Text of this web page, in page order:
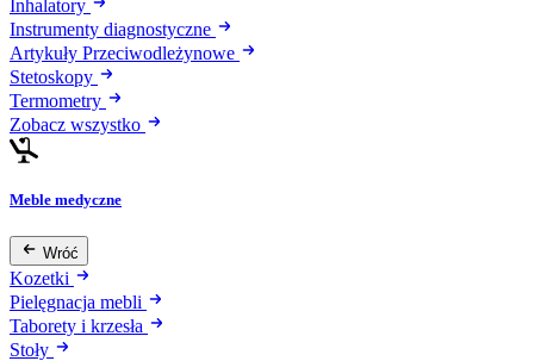
Inhalatory
Instrumenty diagnostyczne
Artykuły Przeciwodleżynowe
Stetoskopy
Termometry
Zobacz wszystko
Meble medyczne
Wróć
Kozetki
Pielęgnacja mebli
Taborety i krzesła
Stoły